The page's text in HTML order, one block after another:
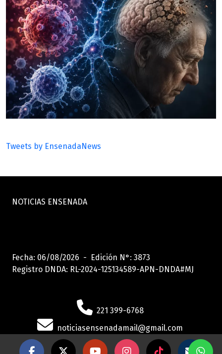
Tweets by EnsenadaNews
NOTICIAS ENSENADA
Fecha: 06/08/2026 - Edición N°: 3873
Registro DNDA: RL-2024-125134589-APN-DNDA#MJ
221 399-6768
noticiasensenadamail@gmail.com